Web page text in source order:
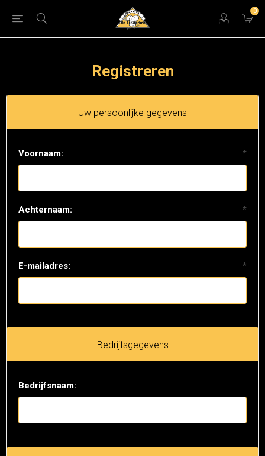
0
Registreren
Uw persoonlijke gegevens
Voornaam: *
Achternaam: *
E-mailadres: *
Bedrijfsgegevens
Bedrijfsnaam: